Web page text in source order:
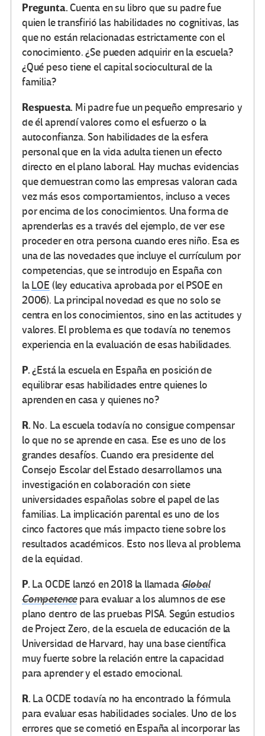
Pregunta.Cuenta en su libro que su padre fue
quien le transfirió las habilidades no cognitivas, las
que no están relacionadas estrictamente con el
conocimiento. ¿Se pueden adquirir en la escuela?
¿Qué peso tiene el capital sociocultural de la
familia?
Respuesta. Mi padre fue un pequeño empresario y
de él aprendí valores como el esfuerzo o la
autoconfianza. Son habilidades de la esfera
personal que en la vida adulta tienen un efecto
directo en el plano laboral. Hay muchas evidencias
que demuestran como las empresas valoran cada
vez más esos comportamientos, incluso a veces
por encima de los conocimientos. Una forma de
aprenderlas es a través del ejemplo, de ver ese
proceder en otra persona cuando eres niño. Esa es
una de las novedades que incluye el currículum por
competencias, que se introdujo en España con
laLOE (ley educativa aprobada por el PSOE en
2006). La principal novedad es que no solo se
centra en los conocimientos, sino en las actitudes y
valores. El problema es que todavía no tenemos
experiencia en la evaluación de esas habilidades.
P.¿Está la escuela en España en posición de
equilibrar esas habilidades entre quienes lo
aprenden en casa y quienes no?
R. No. La escuela todavía no consigue compensar
lo que no se aprende en casa. Ese es uno de los
grandes desafíos. Cuando era presidente del
Consejo Escolar del Estado desarrollamos una
investigación en colaboración con siete
universidades españolas sobre el papel de las
familias. La implicación parental es uno de los
cinco factores que más impacto tiene sobre los
resultados académicos. Esto nos lleva al problema
de la equidad.
P. La OCDE lanzó en 2018 la llamadaGlobal
Competencepara evaluar a los alumnos de ese
plano dentro de las pruebas PISA. Según estudios
de Project Zero, de la escuela de educación de la
Universidad de Harvard, hay una base científica
muy fuerte sobre la relación entre la capacidad
para aprender y el estado emocional.
R. La OCDE todavía no ha encontrado la fórmula
para evaluar esas habilidades sociales. Uno de los
errores que se cometió en España al incorporar las